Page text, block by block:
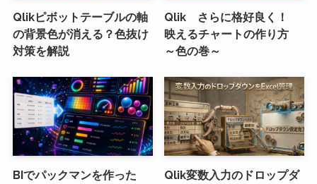
Qlikピボットテーブルの軸
の背景色が消える？色抜け
対策を解説
Qlik さらに格好良く！
映えるチャートの作り方
～色の巻～
BIでパックマンを作った
Qlik変数入力のドロップダ